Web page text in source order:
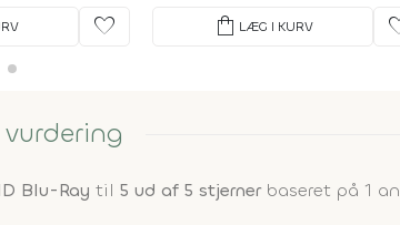
favorite shopping_bag LÆG I KURV
Blu-Ray til 5 ud af 5 stjernerbaseret på 1